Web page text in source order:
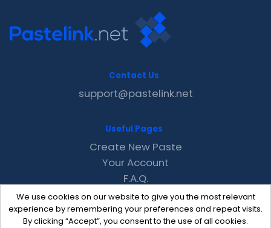
We use cookies on our website to give you the most relevant
experience by remembering your preferences and repeat visits.
By clicking “Accept”, you consent to the use of all cookies.
Contact Us
support@pastelink.net
Useful Pages
Create New Paste
Your Account
F.A.Q.
Recent
Contact